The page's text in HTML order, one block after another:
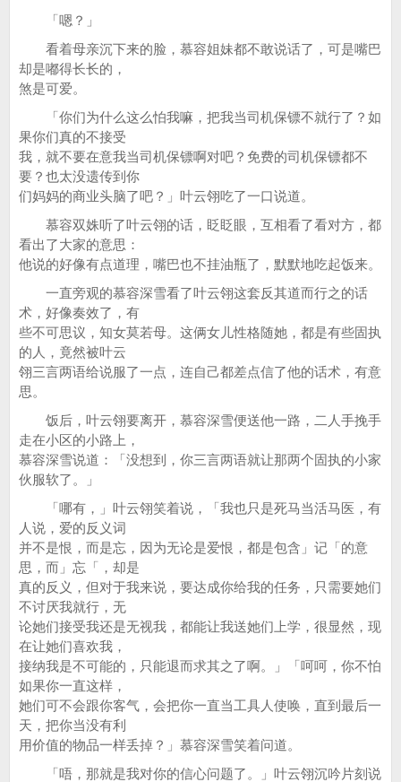
「嗯？」
看着母亲沉下来的脸，慕容姐妹都不敢说话了，可是嘴巴
却是嘟得长长的，
煞是可爱。
「你们为什么这么怕我嘛，把我当司机保镖不就行了？如
果你们真的不接受
我，就不要在意我当司机保镖啊对吧？免费的司机保镖都不
要？也太没遗传到你
们妈妈的商业头脑了吧？」叶云翎吃了一口说道。
慕容双姝听了叶云翎的话，眨眨眼，互相看了看对方，都
看出了大家的意思：
他说的好像有点道理，嘴巴也不挂油瓶了，默默地吃起饭来。
一直旁观的慕容深雪看了叶云翎这套反其道而行之的话
术，好像奏效了，有
些不可思议，知女莫若母。这俩女儿性格随她，都是有些固执
的人，竟然被叶云
翎三言两语给说服了一点，连自己都差点信了他的话术，有意
思。
饭后，叶云翎要离开，慕容深雪便送他一路，二人手挽手
走在小区的小路上，
慕容深雪说道：「没想到，你三言两语就让那两个固执的小家
伙服软了。」
「哪有，」叶云翎笑着说，「我也只是死马当活马医，有
人说，爱的反义词
并不是恨，而是忘，因为无论是爱恨，都是包含」记「的意
思，而」忘「，却是
真的反义，但对于我来说，要达成你给我的任务，只需要她们
不讨厌我就行，无
论她们接受我还是无视我，都能让我送她们上学，很显然，现
在让她们喜欢我，
接纳我是不可能的，只能退而求其之了啊。」「呵呵，你不怕
如果你一直这样，
她们可不会跟你客气，会把你一直当工具人使唤，直到最后一
天，把你当没有利
用价值的物品一样丢掉？」慕容深雪笑着问道。
「唔，那就是我对你的信心问题了。」叶云翎沉吟片刻说